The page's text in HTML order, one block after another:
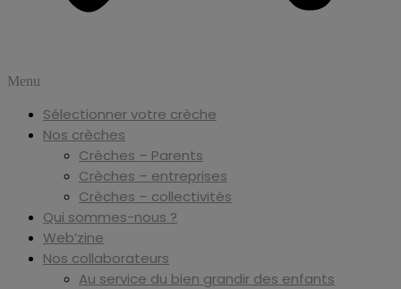
Menu
Sélectionner votre crèche
Nos crèches
Crèches – Parents
Crèches – entreprises
Crèches – collectivités
Qui sommes-nous ?
Web’zine
Nos collaborateurs
Au service du bien grandir des enfants